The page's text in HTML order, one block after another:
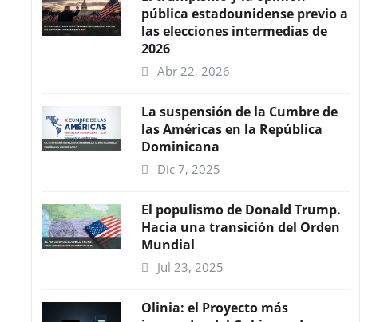
pública estadounidense previo a
las elecciones intermedias de
2026
Abr 22, 2026
La suspensión de la Cumbre de
las Américas en la República
Dominicana
Dic 7, 2025
El populismo de Donald Trump.
Hacia una transición del Orden
Mundial
Jul 23, 2025
Olinia: el Proyecto más